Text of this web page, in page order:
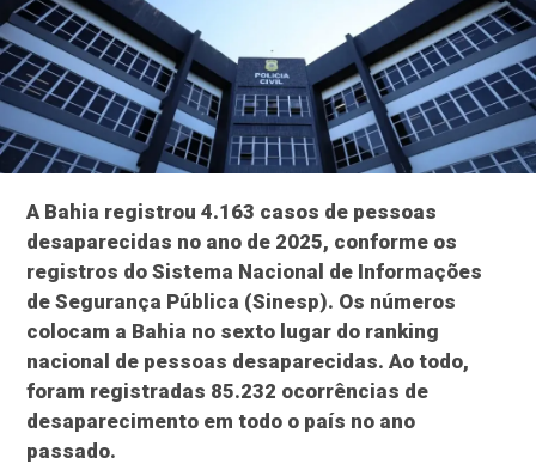
A Bahia registrou 4.163 casos de pessoas
desaparecidas no ano de 2025, conforme os
registros do Sistema Nacional de Informações
de Segurança Pública (Sinesp). Os números
colocam a Bahia no sexto lugar do ranking
nacional de pessoas desaparecidas. Ao todo,
foram registradas 85.232 ocorrências de
desaparecimento em todo o país no ano
passado.